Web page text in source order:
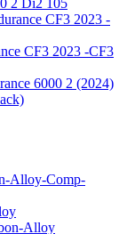
6000 2 (2024)